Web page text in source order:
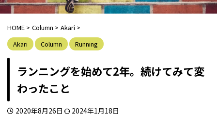
HOME > Column > Akari >
Akari
Column Running
ランニングを始めて2年。続けてみて変
わったこと
2020年8月26日 2024年1月18日